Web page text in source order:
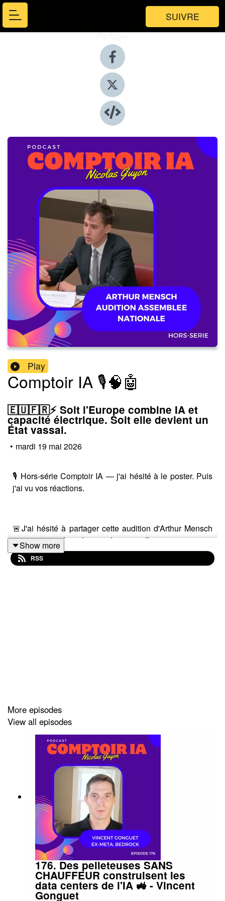
SUIVRE
Partager
Play
Comptoir IA 🎙️🧠🤖
🇪🇺🇫🇷⚡️ Soit l'Europe combine IA et
capacité électrique. Soit elle devient un
État vassal.
• mardi 19 mai 2026
🎙️ Hors-série Comptoir IA — j'ai hésité à le poster. Puis
j'ai vu vos réactions.
🚨J'ai hésité à partager cette audition d'Arthur Mensch
parce que je n'en suis pas l'auteur— c'est
l'Assemblée nationale.
et Apple Podcast. Vous l'avez peut-être déjà entendu.
Mais je suis content, même si je n'en suis pas l'auteur,
de vous le mettre entre les oreilles. Et mes fidèles
auditeurs commencent à me connaître et à savoir que je
suis prêt à tout pour vous éclairer au mieux sur l'IA !
"L'Europe perd parce que c'est des ronds-de-cuir qui
réglementent à Bruxelles. Ce récit est destructeur parce
qu'il est internalisé par les Européens. C'est une forme
de colonialisme. Il faut le renverser." 🤯
— Arthur Mensch, DG Mistral AI, devant la Commission
Show more
RSS
More episodes
View all episodes
176. Des pelleteuses SANS
CHAUFFEUR construisent les
data centers de l'IA 🚜 - Vincent
Gonguet